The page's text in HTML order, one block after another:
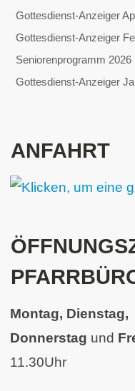
Gottesdienst-Anzeiger
Gottesdienst-Anzeiger
Seniorenprogramm 2026
Gottesdienst-Anzeiger
ANFAHRT
Montag, Dienstag,
Donnerstag und
11.30Uhr